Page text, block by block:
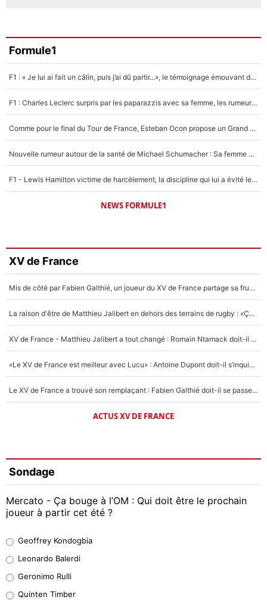
Formule1
F1 : « Je lui ai fait un câlin, puis j’ai dû partir...», le témoignage émouvant de Max Verstappen sur sa fille
F1 : Charles Leclerc surpris par les paparazzis avec sa femme, les rumeurs étaient vraies !
Comme pour le final du Tour de France, Esteban Ocon propose un Grand Prix de Formule 1 à Paris : «Autour de l’Arc de Triomphe, ce serait génial» !
Nouvelle rumeur autour de la santé de Michael Schumacher : Sa femme Corinna sort du silence
F1 - Lewis Hamilton victime de harcèlement, la discipline qui lui a évité le pire : «J'aurais probablement mal tourné»
NEWS FORMULE1
XV de France
Mis de côté par Fabien Galthié, un joueur du XV de France partage sa frustration : «ils ne me l’ont pas dit tout de suite»
La raison d'être de Matthieu Jalibert en dehors des terrains de rugby : «Ça m'atteint autant que si tu touches à un membre de ma famille»
XV de France - Matthieu Jalibert a tout changé : Romain Ntamack doit-il s’inquiéter pour sa place à un an de la Coupe du monde ?
«Le XV de France est meilleur avec Lucu» : Antoine Dupont doit-il s’inquiéter pour sa place ?
Le XV de France a trouvé son remplaçant : Fabien Galthié doit-il se passer d'Antoine Dupont ?
ACTUS XV DE FRANCE
Sondage
Mercato - Ça bouge à l’OM : Qui doit être le prochain
joueur à partir cet été ?
38%
32%
Geoffrey Kondogbia
Leonardo Balerdi
Geronimo Rulli
Quinten Timber